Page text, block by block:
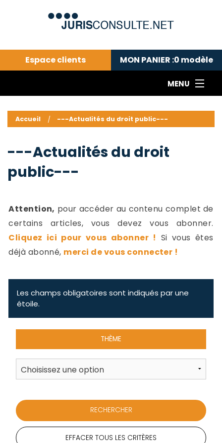
Espace clients MON PANIER :0 modèle
MENU
---Actualités du droit public---
Droit pénal---
Droit privé ---
Abonnement aux actualités
Accueil ---Actualités du droit public---
---Actualités du droit
public---
Attention, pour accéder au contenu complet de
certains articles, vous devez vous abonner.
Cliquez ici pour vous abonner ! Si vous êtes
déjà abonné, merci de vous connecter !
Les champs obligatoires sont indiqués par une
étoile.
THÈME
EFFACER TOUS LES CRITÈRES